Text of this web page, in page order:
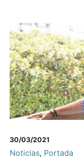
30/03/2021
Noticias, Portada